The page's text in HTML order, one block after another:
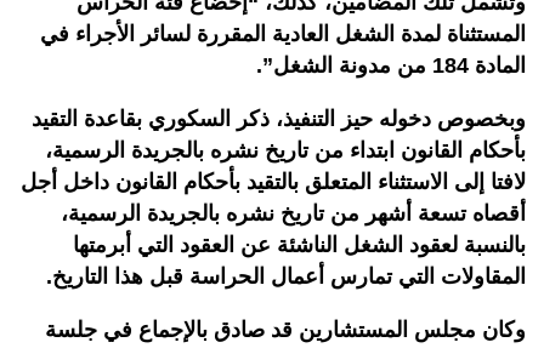
المستثناة لمدة الشغل العادية المقررة لسائر الأجراء في
المادة 184 من مدونة الشغل”.
وبخصوص دخوله حيز التنفيذ، ذكر السكوري بقاعدة التقيد
بأحكام القانون ابتداء من تاريخ نشره بالجريدة الرسمية،
لافتا إلى الاستثناء المتعلق بالتقيد بأحكام القانون داخل أجل
أقصاه تسعة أشهر من تاريخ نشره بالجريدة الرسمية،
بالنسبة لعقود الشغل الناشئة عن العقود التي أبرمتها
المقاولات التي تمارس أعمال الحراسة قبل هذا التاريخ.
وكان مجلس المستشارين قد صادق بالإجماع في جلسة